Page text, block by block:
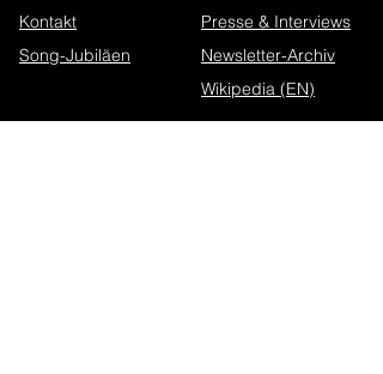
Kontakt
Song-Jubiläen
Presse & Interviews
Newsletter-Archiv
Wikipedia (EN)